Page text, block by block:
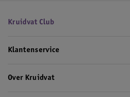
Kruidvat Club
Klantenservice
Over Kruidvat